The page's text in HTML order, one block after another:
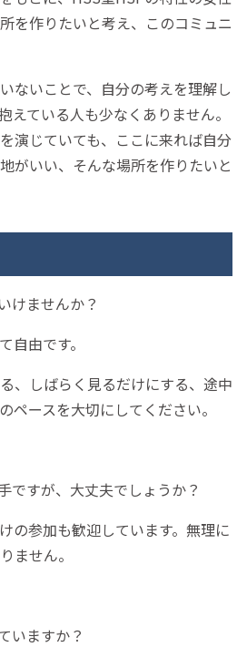
を作りたいと考え、このコミュニ
ないことで、自分の考えを理解し
えている人も少なくありません。
演じていても、ここに来れば自分
がいい、そんな場所を作りたいと
けませんか？
自由です。
、しばらく見るだけにする、途中
ペースを大切にしてください。
ですが、大丈夫でしょうか？
の参加も歓迎しています。無理に
ません。
いますか？